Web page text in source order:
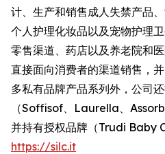
计、生产和销售成人失禁产品
个人护理化妆品以及宠物护理
零售渠道、药店以及养老院和
直接面向消费者的渠道销售，
多私有品牌产品系列外，公司
（Soffisof、Laurella、
并持有授权品牌（Trudi Baby
https://silc.it